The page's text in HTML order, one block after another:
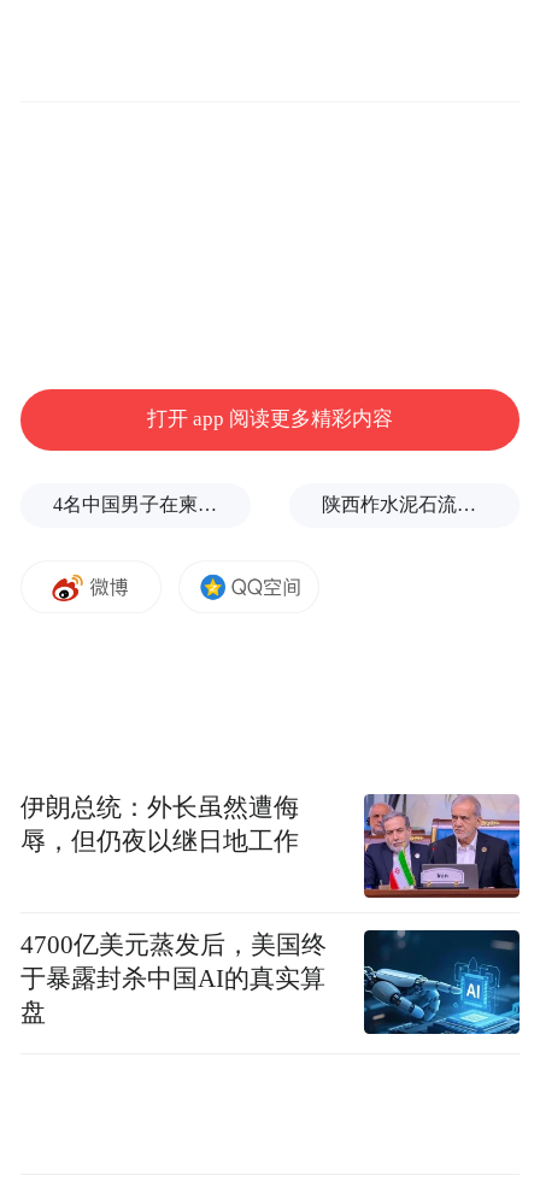
历为其新角色提供了想象空间。作为北京大
学新闻与传播学院的毕业生，陶雪璇曾担任
平台产品部。值得注意的是，李树斌作为S-
team成员，仍为陶雪璇的直接汇报上级。
重点。
“特别声明：以上作品内容(包括在内的视频、图片或音
频)为凤凰网旗下自媒体平台“大风号”用户上传并发
布，本平台仅提供信息存储空间服务。
Notice: The content above (including the videos,
打开 app 阅读更多精彩内容
4名中国男子在柬埔寨杀人抛尸，被判无期 陕西柞水泥石流已致2人死亡，仍有1人失联
伊朗总统：外长虽然遭侮
辱，但仍夜以继日地工作
4700亿美元蒸发后，美国终
于暴露封杀中国AI的真实算
盘